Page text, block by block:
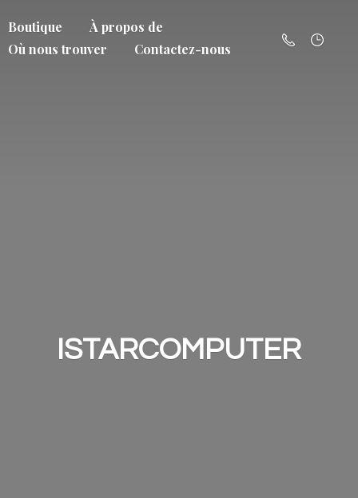
Boutique
À propos de
Où nous trouver
Contactez-nous
ISTARCOMPUTER